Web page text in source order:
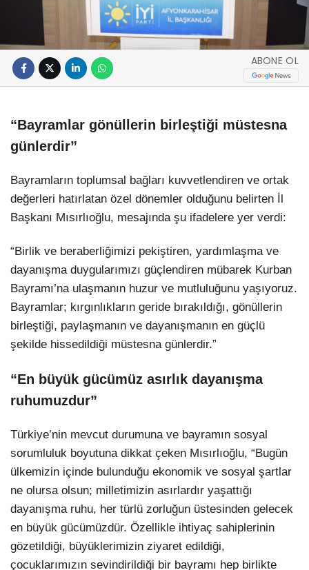
ABONE OL
“Bayramlar gönüllerin birleştiği müstesna
günlerdir”
Bayramların toplumsal bağları kuvvetlendiren ve ortak
değerleri hatırlatan özel dönemler olduğunu belirten İl
Başkanı Mısırlıoğlu, mesajında şu ifadelere yer verdi:
“Birlik ve beraberliğimizi pekiştiren, yardımlaşma ve
dayanışma duygularımızı güçlendiren mübarek Kurban
Bayramı’na ulaşmanın huzur ve mutluluğunu yaşıyoruz.
Bayramlar; kırgınlıkların geride bırakıldığı, gönüllerin
birleştiği, paylaşmanın ve dayanışmanın en güçlü
şekilde hissedildiği müstesna günlerdir.”
“En büyük gücümüz asırlık dayanışma
ruhumuzdur”
Türkiye’nin mevcut durumuna ve bayramın sosyal
sorumluluk boyutuna dikkat çeken Mısırlıoğlu, “Bugün
ülkemizin içinde bulunduğu ekonomik ve sosyal şartlar
ne olursa olsun; milletimizin asırlardır yaşattığı
dayanışma ruhu, her türlü zorluğun üstesinden gelecek
en büyük gücümüzdür. Özellikle ihtiyaç sahiplerinin
gözetildiği, büyüklerimizin ziyaret edildiği,
çocuklarımızın sevindirildiği bir bayramı hep birlikte